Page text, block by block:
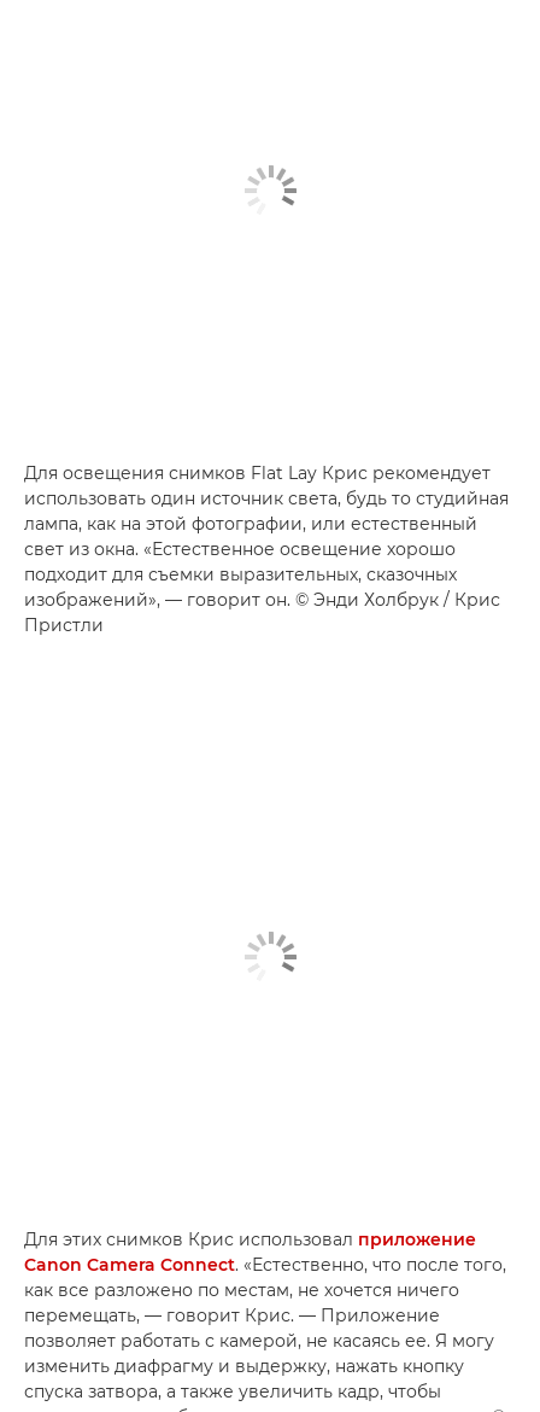
Для освещения снимков Flat Lay Крис рекомендует
использовать один источник света, будь то студийная
лампа, как на этой фотографии, или естественный
свет из окна. «Естественное освещение хорошо
подходит для съемки выразительных, сказочных
изображений», — говорит он. © Энди Холбрук / Крис
Пристли
Для этих снимков Крис использовал приложение
Canon Camera Connect. «Естественно, что после того,
как все разложено по местам, не хочется ничего
перемещать, — говорит Крис. — Приложение
позволяет работать с камерой, не касаясь ее. Я могу
изменить диафрагму и выдержку, нажать кнопку
спуска затвора, а также увеличить кадр, чтобы